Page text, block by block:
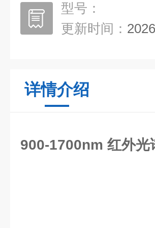
型号：
更新时间：
详情介绍
900-1700nm 红外光